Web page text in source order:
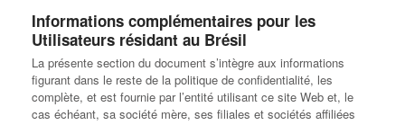
Informations complémentaires pour les
Utilisateurs résidant au Brésil
La présente section du document s’intègre aux informations
figurant dans le reste de la politique de confidentialité, les
complète, et est fournie par l’entité utilisant ce site Web et, le
cas échéant, sa société mère, ses filiales et sociétés affiliées